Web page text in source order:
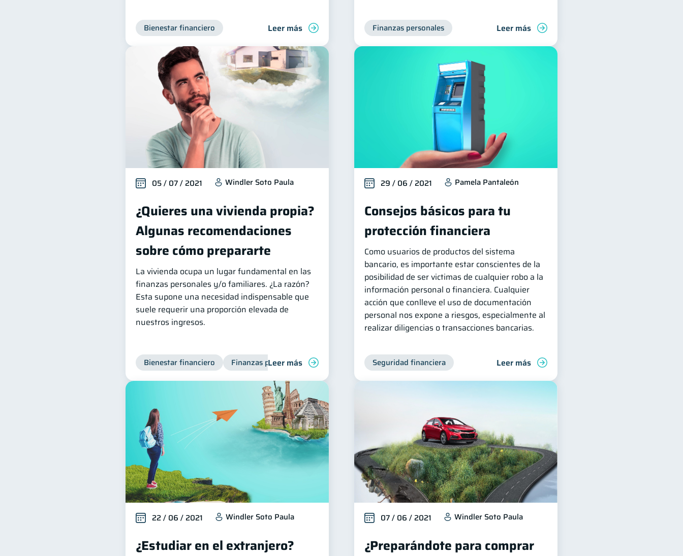
Bienestar financiero Leer más Finanzas personales Leer más
05 / 07 / 2021 Windler Soto Paula
¿Quieres una vivienda propia?
Algunas recomendaciones
sobre cómo prepararte
La vivienda ocupa un lugar fundamental en las
finanzas personales y/o familiares. ¿La razón?
Esta supone una necesidad indispensable que
suele requerir una proporción elevada de
nuestros ingresos.
Bienestar financiero Finanzas para jóvenes
Leer más
29 / 06 / 2021 Pamela Pantaleón
Consejos básicos para tu
protección financiera
Como usuarios de productos del sistema
bancario, es importante estar conscientes de la
posibilidad de ser victimas de cualquier robo a la
información personal o financiera. Cualquier
acción que conlleve el uso de documentación
personal nos expone a riesgos, especialmente al
realizar diligencias o transacciones bancarias.
Seguridad financiera Leer más
22 / 06 / 2021 Windler Soto Paula
¿Estudiar en el extranjero?
07 / 06 / 2021 Windler Soto Paula
¿Preparándote para comprar